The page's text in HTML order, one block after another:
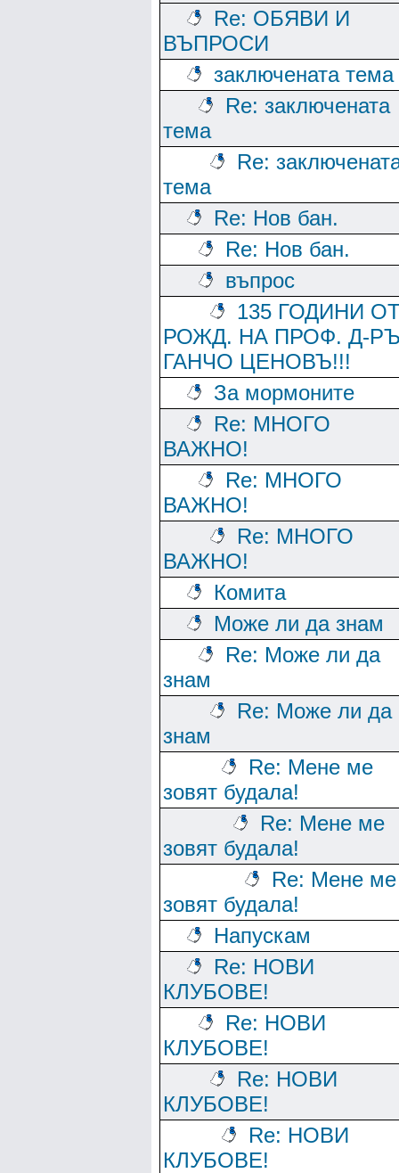
Re: ОБЯВИ И
ВЪПРОСИ
заключената тема
Re: заключената
тема
Re:
тема
Re: Нов бан.
Re: Нов бан.
въпрос
135 ГОДИНИ
РОЖД. НА ПРОФ. Д-
ГАНЧО ЦЕНОВЪ!!!
За мормоните
Re: МНОГО
ВАЖНО!
Re: МНОГО
ВАЖНО!
Re: МНОГО
ВАЖНО!
Комита
Може ли да знам
Re: Може ли да
знам
Re: Може ли да
знам
Re: Мене ме
зовят будала!
Re: Мене ме
зовят будала!
Re: Мене ме
зовят будала!
Напускам
Re: НОВИ
КЛУБОВЕ!
Re: НОВИ
КЛУБОВЕ!
Re: НОВИ
КЛУБОВЕ!
Re: НОВИ
КЛУБОВЕ!